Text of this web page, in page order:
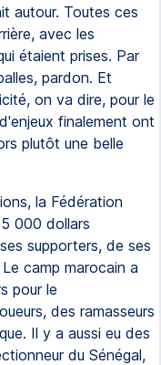
autour. Toutes ces
avec les
étaient prises. Par
pardon. Et
on va dire, pour le
finalement ont
plutôt une belle
la Fédération
000 dollars
supporters, de ses
camp marocain a
pour le
des ramasseurs
Il y a aussi eu des
du Sénégal,